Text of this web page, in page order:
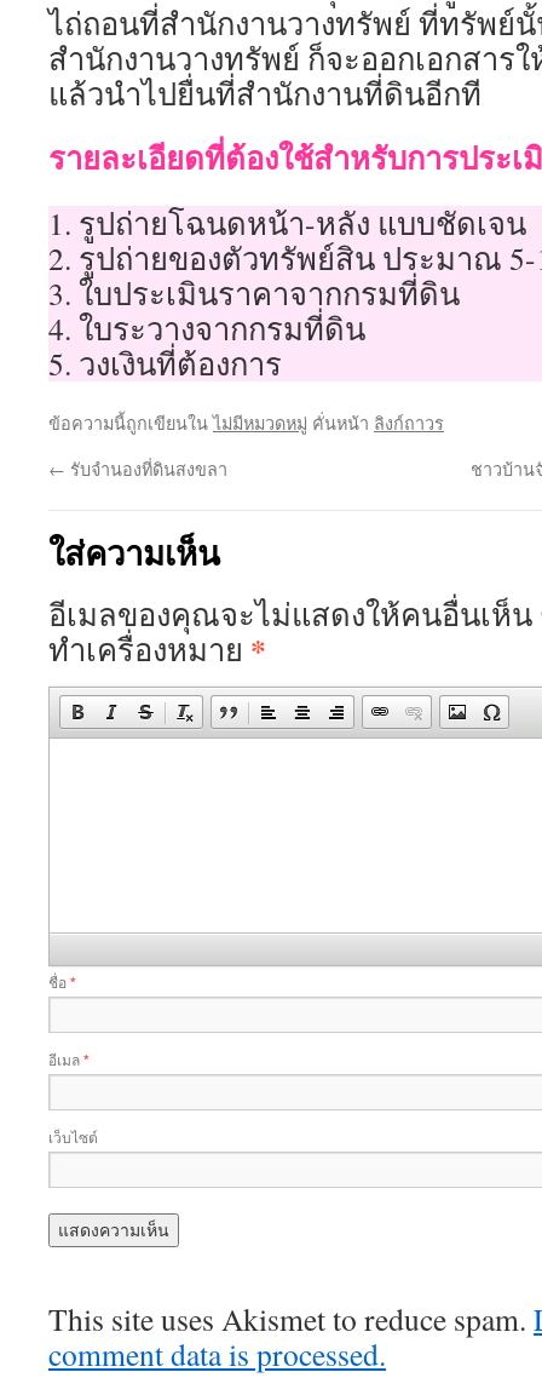
ไถ่ถอนที่สำนักงานวางทรัพย์ ที่ทรัพย์
สำนักงานวางทรัพย์ ก็จะออกเอกสาร
แล้วนำไปยื่นที่สำนักงานที่ดินอีกที
รายละเอียดที่ต้องใช้สำหรับการประเ
1. รูปถ่ายโฉนดหน้า-หลัง แบบชัดเจน
2. รูปถ่ายของตัวทรัพย์สิน ประมาณ 5-
3. ใบประเมินราคาจากกรมที่ดิน
4. ใบระวางจากกรมที่ดิน
5. วงเงินที่ต้องการ
ข้อความนี้ถูกเขียนในไม่มีหมวดหมู่ คั่นหน้า ลิงก์ถาวร
← รับจำนองที่ดินสงขลา ชาวบ้าน
ใส่ความเห็น
อีเมลของคุณจะไม่แสดงให้คนอื่นเห็น
ทำเครื่องหมาย *
ชื่อ *
อีเมล*
เว็บไซต์
This site uses Akismet to reduce spam.
comment data is processed.